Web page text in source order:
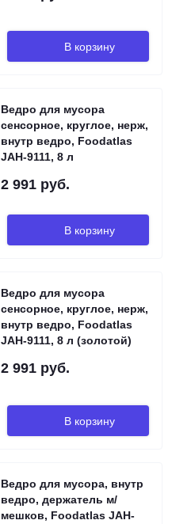
В корзину
Ведро для мусора
сенсорное, круглое, нерж,
внутр ведро, Foodatlas
JAH-9111, 8 л
2 991 руб.
В корзину
Ведро для мусора
сенсорное, круглое, нерж,
внутр ведро, Foodatlas
JAH-9111, 8 л (золотой)
2 991 руб.
В корзину
Ведро для мусора, внутр
ведро, держатель м/
мешков, Foodatlas JAH-